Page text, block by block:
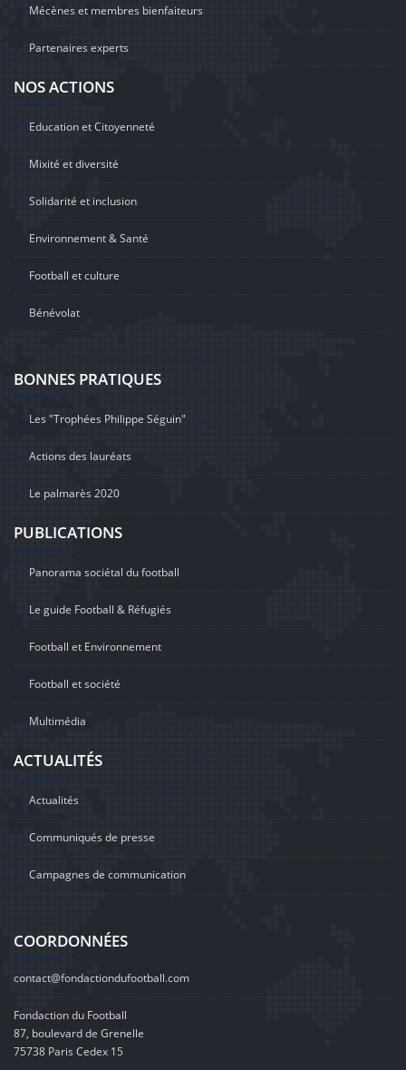
Mécènes et membres bienfaiteurs
Partenaires experts
NOS ACTIONS
Education et Citoyenneté
Mixité et diversité
Solidarité et inclusion
Environnement & Santé
Football et culture
Bénévolat
BONNES PRATIQUES
Les "Trophées Philippe Séguin"
Actions des lauréats
Le palmarès 2020
PUBLICATIONS
Panorama sociétal du football
Le guide Football & Réfugiés
Football et Environnement
Football et société
Multimédia
ACTUALITÉS
Actualités
Communiqués de presse
Campagnes de communication
COORDONNÉES
contact@fondactiondufootball.com
Fondaction du Football
87, boulevard de Grenelle
75738 Paris Cedex 15